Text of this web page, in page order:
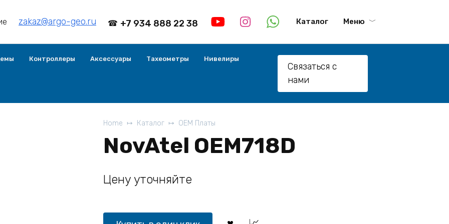
zakaz@argo-geo.ru +7 934 888 22 38 Каталог Меню
Контроллеры Аксессуары Тахеометры Нивелиры
Связаться с
нами
Home Каталог OEM Платы
NovAtel OEM718D
Цену уточняйте